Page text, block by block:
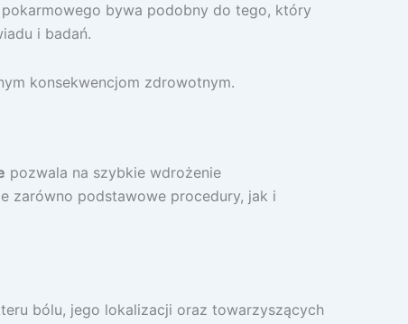
bywa podobny do tego, który
i badań.
konsekwencjom zdrowotnym.
pozwala na szybkie wdrożenie
zarówno podstawowe procedury, jak i
bólu, jego lokalizacji oraz towarzyszących